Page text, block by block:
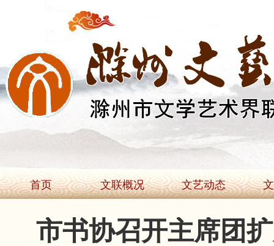
首页 文联概况 文艺动态
市书协召开主席团